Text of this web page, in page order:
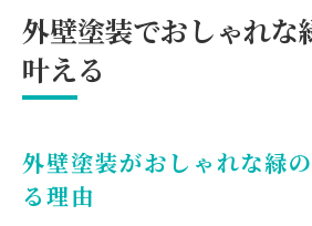
外壁塗装でおしゃれな
叶える
外壁塗装がおしゃれな緑
る理由